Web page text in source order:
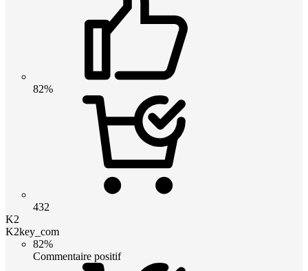
82%
432
K2
K2key_com
82%
Commentaire positif